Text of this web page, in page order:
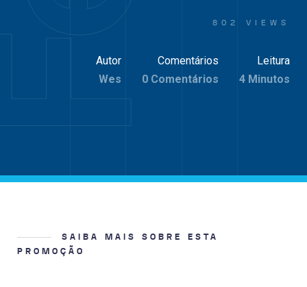
802 VIEWS
Autor
Wes
Comentários
0 Comentários
Leitura
4 Minutos
SAIBA MAIS SOBRE ESTA
PROMOÇÃO